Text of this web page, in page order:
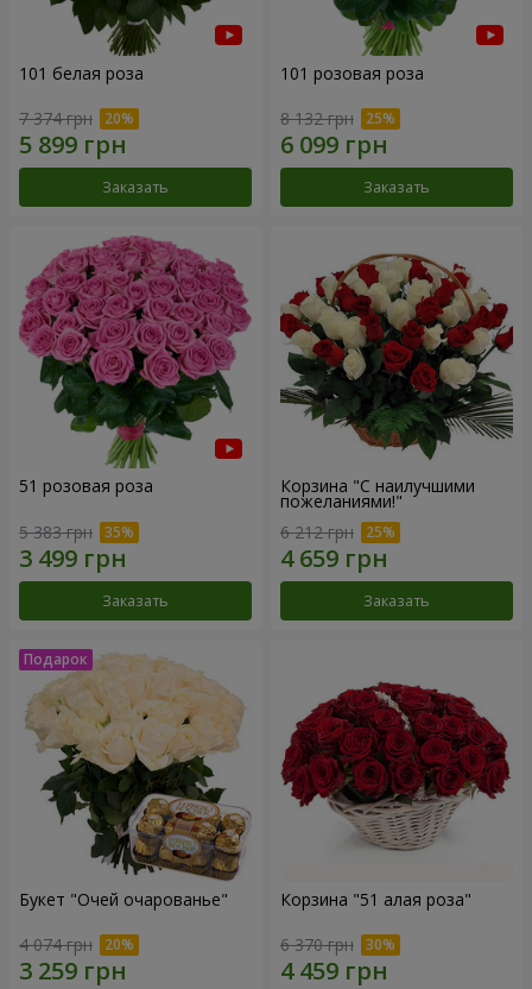
101 белая роза
7 374 грн
Заказать
101 розовая роза
8 132 грн
Заказать
51 розовая роза
5 383 грн
Заказать
Корзина "С наилучшими
пожеланиями!"
6 212 грн
Заказать
Букет "Очей очарованье"
4 074 грн
Корзина "51 алая роза"
6 370 грн